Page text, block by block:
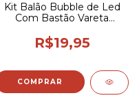
Kit Balão Bubble de Led
Com Bastão Vareta
Mesmo
R$19,95
COMPRAR